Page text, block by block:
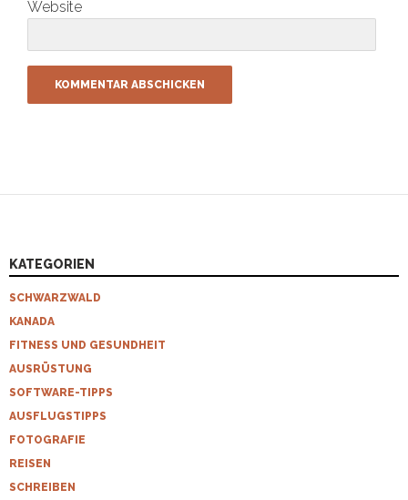
Website
KATEGORIEN
SCHWARZWALD
KANADA
FITNESS UND GESUNDHEIT
AUSRÜSTUNG
SOFTWARE-TIPPS
AUSFLUGSTIPPS
FOTOGRAFIE
REISEN
SCHREIBEN